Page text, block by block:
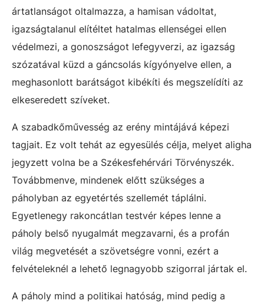
ártatlanságot oltalmazza, a hamisan vádoltat,
igazságtalanul elítéltet hatalmas ellenségei ellen
védelmezi, a gonoszságot lefegyverzi, az igazság
szózatával küzd a gáncsolás kígyónyelve ellen, a
meghasonlott barátságot kibékíti és megszelídíti az
elkeseredett szíveket.
A szabadkőművesség az erény mintájává képezi
tagjait. Ez volt tehát az egyesülés célja, melyet aligha
jegyzett volna be a Székesfehérvári Törvényszék.
Továbbmenve, mindenek előtt szükséges a
páholyban az egyetértés szellemét táplálni.
Egyetlenegy rakoncátlan testvér képes lenne a
páholy belső nyugalmát megzavarni, és a profán
világ megvetését a szövetségre vonni, ezért a
felvételeknél a lehető legnagyobb szigorral jártak el.
A páholy mind a politikai hatóság, mind pedig a